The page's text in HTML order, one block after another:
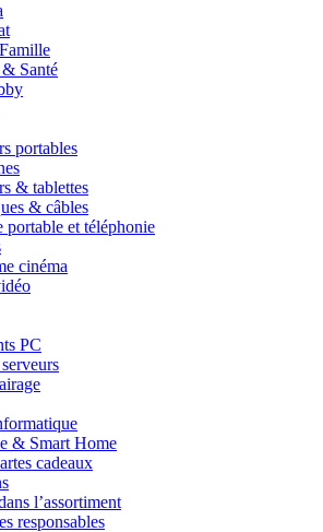
Santé
portables
& tablettes
& câbles
portable et téléphonie
cinéma
PC
& Smart Home
cadeaux
l’assortiment
responsables